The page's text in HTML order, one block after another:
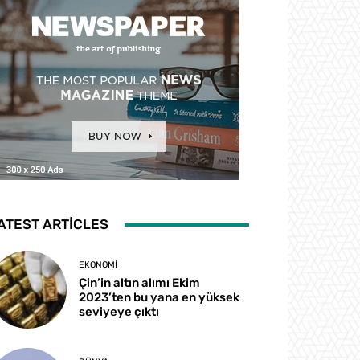
ARTICLES
EKONOMI
Çin’in altın alımı Ekim
2023’ten bu yana en yüksek
seviyeye çıktı